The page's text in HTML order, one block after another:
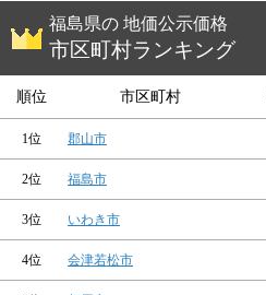
福島県の 地価公示価格
市区町村ランキング
順位 市区町村
1位 郡山市
2位 福島市
3位 いわき市
4位 会津若松市